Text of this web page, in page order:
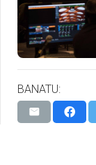
BANATU: